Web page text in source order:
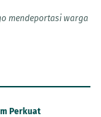
mendeportasi warga
Perkuat